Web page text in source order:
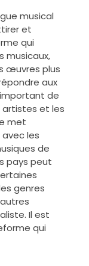
musical
et
qui
musicaux,
œuvres plus
aux
de
artistes et les
met
les
de
pays peut
genres
Il est
qui